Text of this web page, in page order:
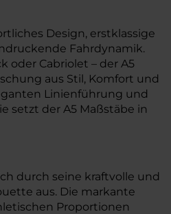
Design, erstklassige
Fahrdynamik.
oder Cabriolet – der A5
aus Stil, Komfort und
Linienführung und
setzt der A5 Maßstäbe in
durch seine kraftvolle und
aus. Die markante
Proportionen